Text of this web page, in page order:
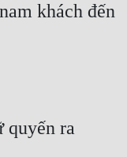
khách đến
quyến ra